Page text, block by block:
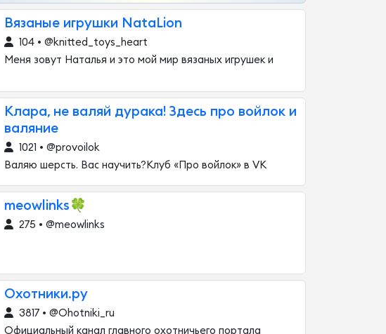
Вязаные игрушки NataLion
104 • @knitted_toys_heart
Меня зовут Наталья и это мой мир вязаных игрушек и
Клара, не валяй дурака! Здесь про войлок и
валяние
1021 • @provoilok
Валяю шерсть. Вас научить?Клуб «Про войлок» в VK
meowlinks🍀
275 • @meowlinks
Охотники.ру
3817 • @Ohotniki_ru
Официальный канал главного охотничьего портала